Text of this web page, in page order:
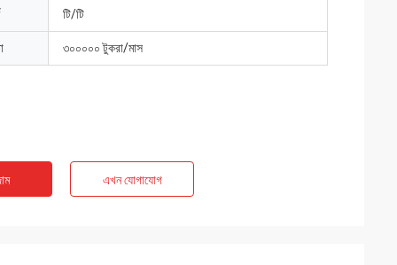
টি/টি
৩০০০০০ টুকরা/মাস
এখন যোগাযোগ